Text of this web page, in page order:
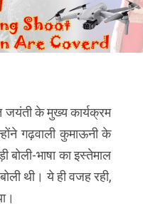
जयंती के मुख्य कार्यक्रम
गढ़वाली कुमाऊनी के
बोली-भाषा का इस्तेमाल
थी। ये ही वजह रही,